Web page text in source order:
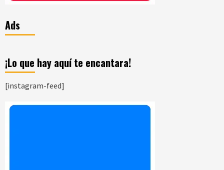
Ads
¡Lo que hay aquí te encantara!
[instagram-feed]